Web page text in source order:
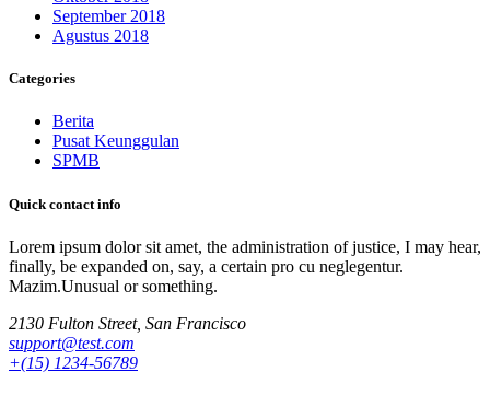
September 2018
Agustus 2018
Categories
Berita
Pusat Keunggulan
SPMB
Quick contact info
Lorem ipsum dolor sit amet, the administration of justice, I may hear,
finally, be expanded on, say, a certain pro cu neglegentur.
Mazim.Unusual or something.
2130 Fulton Street, San Francisco
support@test.com
+(15) 1234-56789